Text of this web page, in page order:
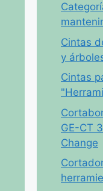
Cintas
y
Cintas
GE-CT
Change